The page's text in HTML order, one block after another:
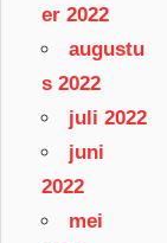
er 2022
augustu
s 2022
juli 2022
juni
2022
mei